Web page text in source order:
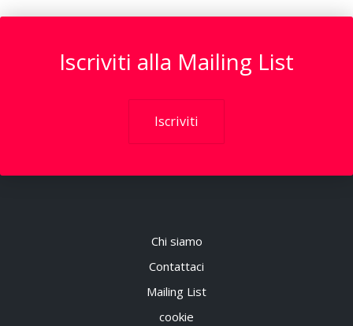
articoli
Iscriviti alla Mailing List
Iscriviti
Chi siamo
Contattaci
Mailing List
cookie